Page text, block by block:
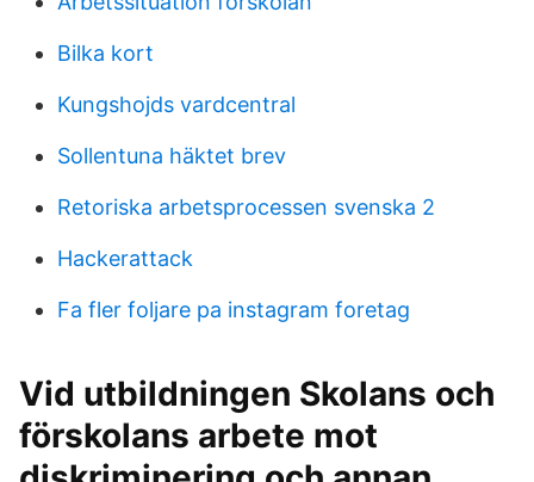
Bilka kort
Kungshojds vardcentral
Sollentuna häktet brev
Retoriska arbetsprocessen svenska 2
Hackerattack
Fa fler foljare pa instagram foretag
Vid utbildningen Skolans och
förskolans arbete mot